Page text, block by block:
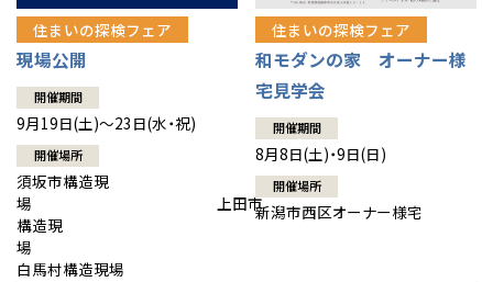
住まいの探検フェア
現場公開
開催期間
9月19日(土)～23日(水・祝)
開催場所
須坂市構造現
場 上田市
構造現
場
白馬村構造現場
住まいの探検フェア
和モダンの家 オーナー様
宅見学会
開催期間
8月8日(土)・9日(日)
開催場所
新潟市西区オーナー様宅